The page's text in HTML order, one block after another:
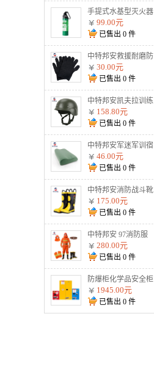
手提式水基型灭火器
MSJ900 900ml水基
99.00元
已售出 0 件
中特邦安救援耐磨防
割手套战术防护钢丝
金属用品黑色2根钢
丝 加强防割手套
30.00元
已售出 0 件
中特邦安凯夫拉训练
盔战术防暴户外安全
头盔 900g标准训练
盔（不防弹）
158.80元
已售出 0 件
中特邦安军迷军训宿
舍整理内务用品 枕
头
46.00元
已售出 0 件
中特邦安消防战斗靴
防护水鞋耐高温防火
扑火抢险救援02式
02款消防靴
175.00元
已售出 0 件
中特邦安 97消防服
全套 防火服五件套
森林战斗防护服 97
消防服五件套纯棉阻
燃款
280.00元
已售出 0 件
防爆柜化学品安全柜
存放柜易燃易爆危化
品储存柜酒精双锁试
剂柜油漆防火防爆箱
45加仑黄色
1945.00元
已售出 0 件